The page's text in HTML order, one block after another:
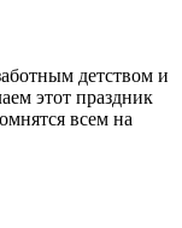
детством и
этот праздник
всем на